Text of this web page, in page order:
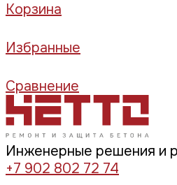
Корзина
Избранные
Сравнение
Инженерные решения и
+7 902 802 72 74